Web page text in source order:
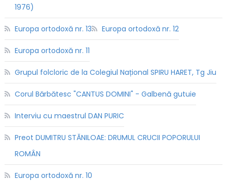
1976)
Europa ortodoxă nr. 13 Europa ortodoxă nr. 12
Europa ortodoxă nr. 11
Grupul folcloric de la Colegiul Național SPIRU HARET, Tg Jiu
Corul Bărbătesc "CANTUS DOMINI" - Galbenă gutuie
Interviu cu maestrul DAN PURIC
Preot DUMITRU STĂNILOAE: DRUMUL CRUCII POPORULUI
ROMÂN
Europa ortodoxă nr. 10